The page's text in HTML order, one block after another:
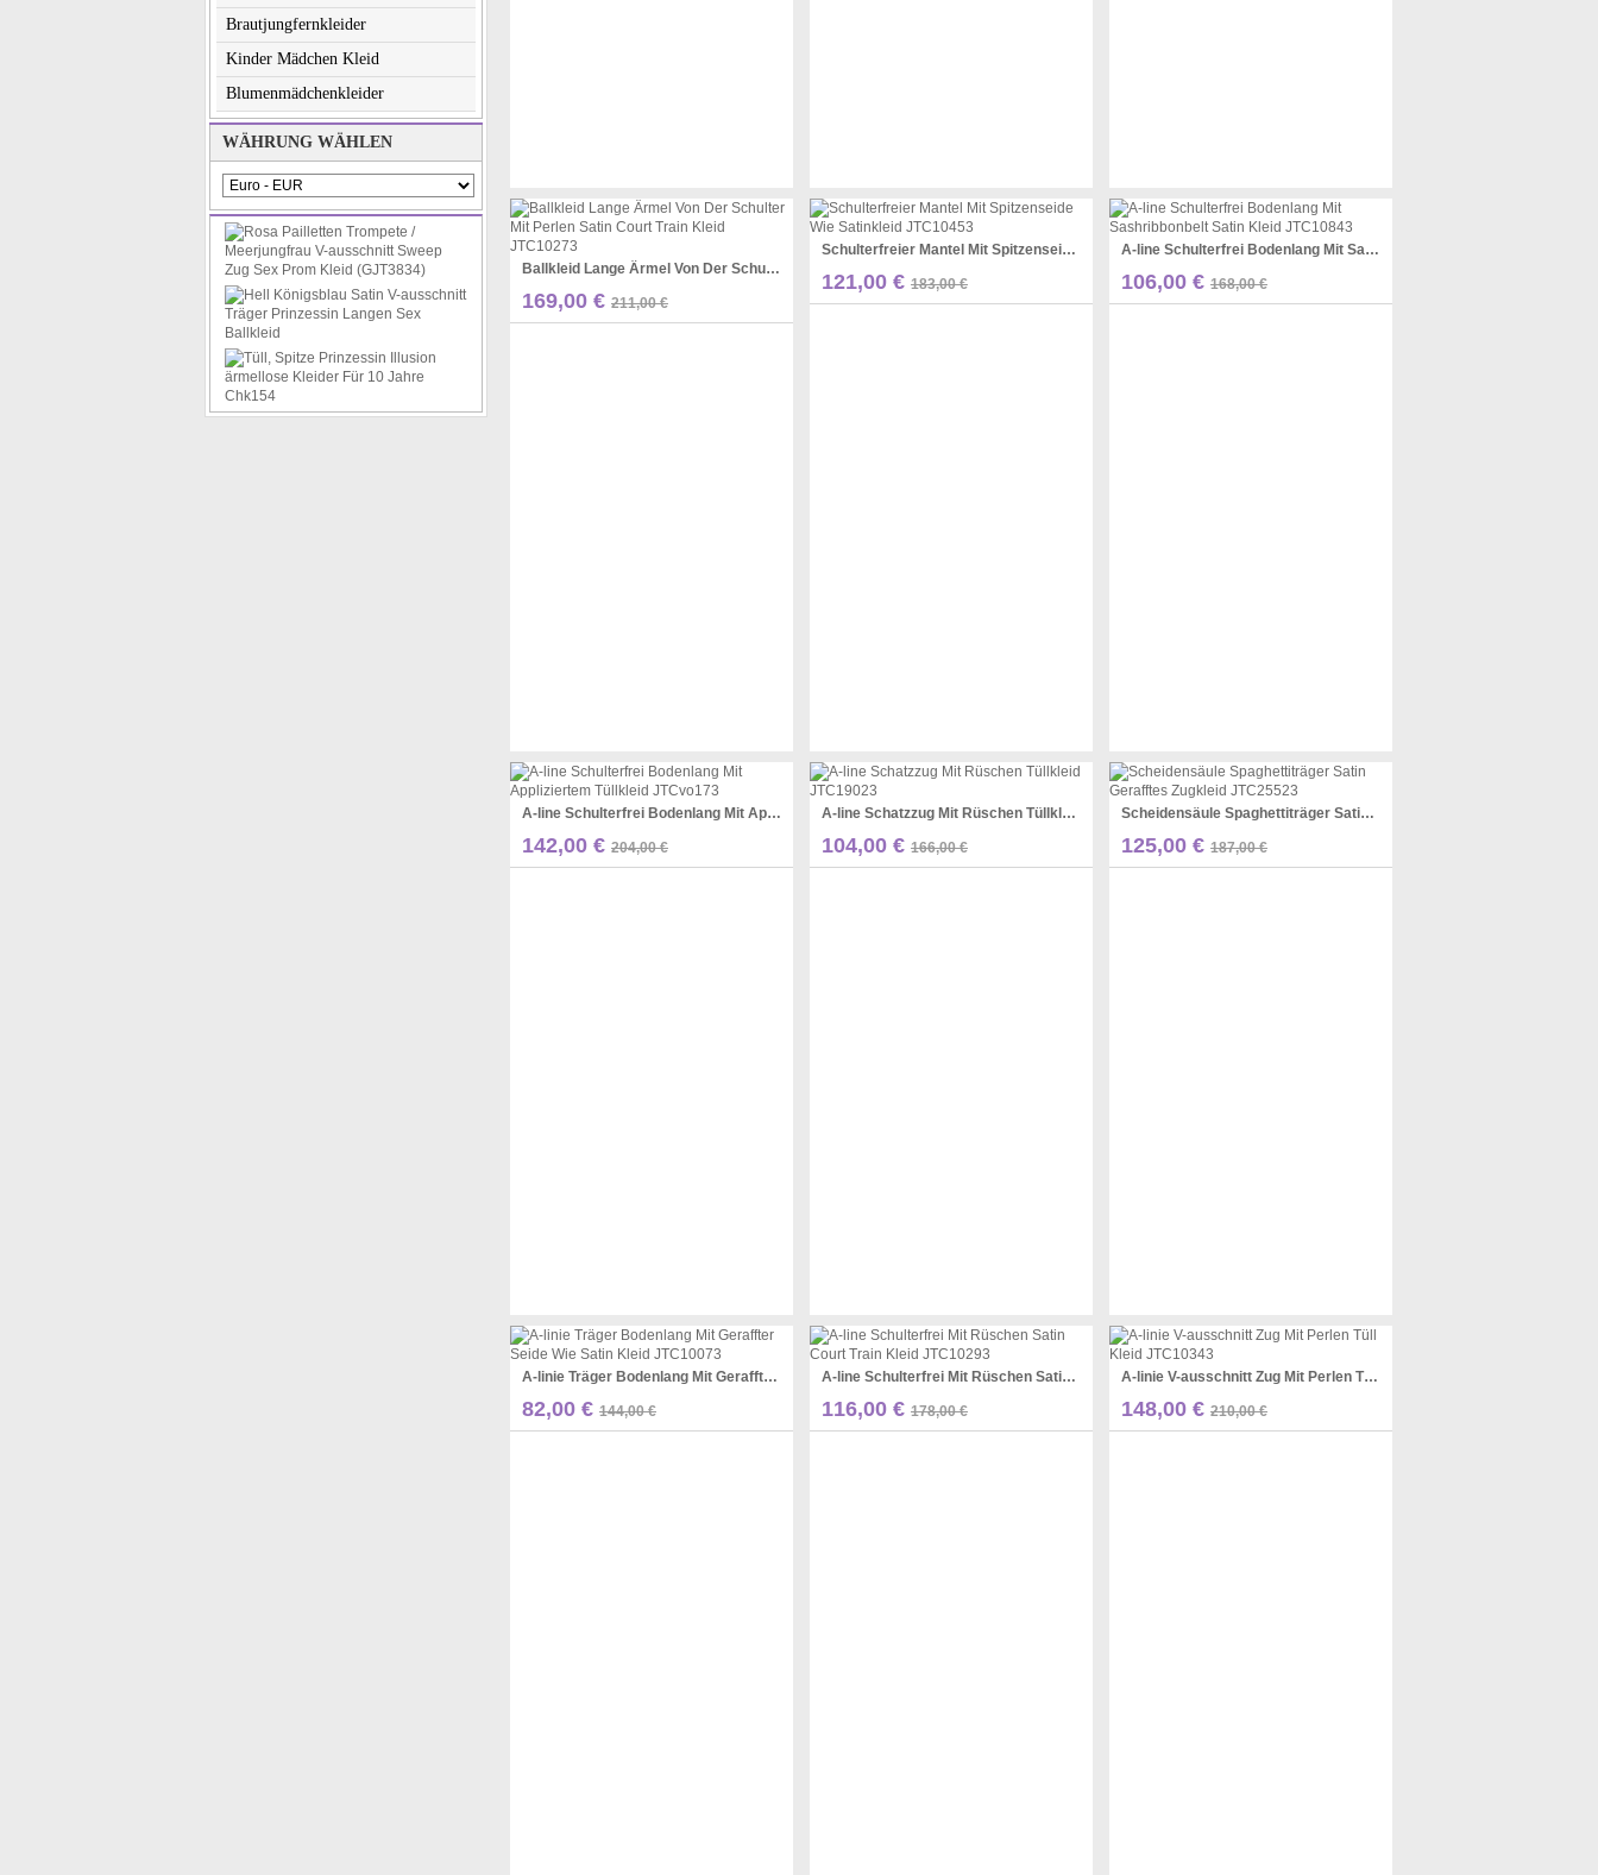
Ballkleid Lange Ärmel Von Der Schulter Mit Perlen Satin Court Train Kleid JTC10273
169,00 € 211,00 €
Pinterest
Schulterfreier Mantel Mit Spitzenseide Wie Satinkleid JTC10453
121,00 € 183,00 €
Pinterest
A-line Schulterfrei Bodenlang Mit Sashribbonbelt Satin Kleid JTC10843
106,00 € 168,00 €
Pinterest
A-line Schulterfrei Bodenlang Mit Appliziertem Tüllkleid JTCvo173
142,00 € 204,00 €
Pinterest
A-line Schatzzug Mit Rüschen Tüllkleid JTC19023
104,00 € 166,00 €
Pinterest
Scheidensäule Spaghettiträger Satin Gerafftes Zugkleid JTC25523
125,00 € 187,00 €
Pinterest
A-linie Träger Bodenlang Mit Geraffter Seide Wie Satin Kleid JTC10073
82,00 € 144,00 €
Pinterest
A-line Schulterfrei Mit Rüschen Satin Court Train Kleid JTC10293
116,00 € 178,00 €
Pinterest
A-linie V-ausschnitt Zug Mit Perlen Tüll Kleid JTC10343
148,00 € 210,00 €
Pinterest
Brautjungfernkleider
Kinder Mädchen Kleid
Blumenmädchenkleider
WÄHRUNG WÄHLEN